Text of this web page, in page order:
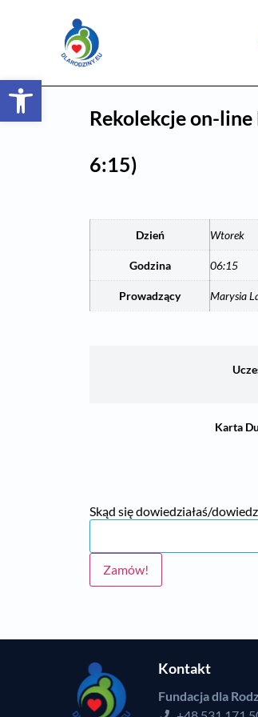
Rekolekcje on-
6:15)
Dzień Wtorek
Godzina 06:15
Prowadzący Marysia
Karta
Skąd się dowiedziałaś/
Zamów!
Kontakt
Fundacja dla
Otwórz pasek